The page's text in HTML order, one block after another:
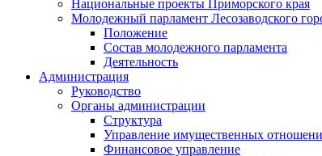
Национальные проекты Приморского края
Молодежный парламент Лесозаводского
Положение
Состав молодежного парламента
Деятельность
Администрация
Руководство
Органы администрации
Структура
Управление имущественных
Финансовое управление